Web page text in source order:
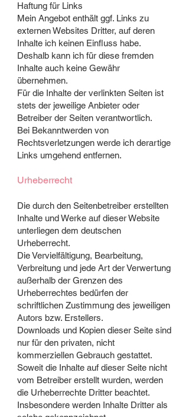
Haftung für Links
Mein Angebot enthält ggf. Links zu
externen Websites Dritter, auf deren
Inhalte ich keinen Einfluss habe.
Deshalb kann ich für diese fremden
Inhalte auch keine Gewähr
übernehmen.
Für die Inhalte der verlinkten Seiten ist
stets der jeweilige Anbieter oder
Betreiber der Seiten verantwortlich.
Bei Bekanntwerden von
Rechtsverletzungen werde ich derartige
Links umgehend entfernen.
Urheberrecht
Die durch den Seitenbetreiber erstellten
Inhalte und Werke auf dieser Website
unterliegen dem deutschen
Urheberrecht.
Die Vervielfältigung, Bearbeitung,
Verbreitung und jede Art der Verwertung
außerhalb der Grenzen des
Urheberrechtes bedürfen der
schriftlichen Zustimmung des jeweiligen
Autors bzw. Erstellers.
Downloads und Kopien dieser Seite sind
nur für den privaten, nicht
kommerziellen Gebrauch gestattet.
Soweit die Inhalte auf dieser Seite nicht
vom Betreiber erstellt wurden, werden
die Urheberrechte Dritter beachtet.
Insbesondere werden Inhalte Dritter als